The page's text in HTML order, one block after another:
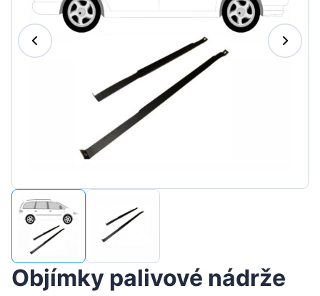
Hrvatski
Português
Slovenian
Objímky palivové nádrže